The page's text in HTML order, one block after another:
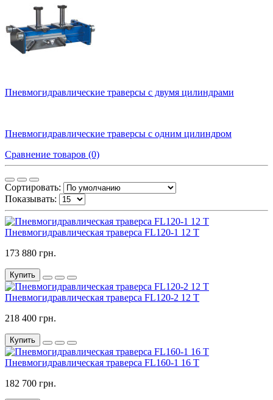
Пневмогидравлические траверсы с двумя цилиндрами
Пневмогидравлические траверсы с одним цилиндром
Сравнение товаров (0)
Сортировать:
Показывать:
Пневмогидравлическая траверса FL120-1 12 T
173 880 грн.
Купить
Пневмогидравлическая траверса FL120-2 12 T
218 400 грн.
Купить
Пневмогидравлическая траверса FL160-1 16 T
182 700 грн.